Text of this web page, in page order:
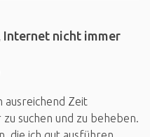
Internet nicht immer
Zeit
suchen und zu beheben.